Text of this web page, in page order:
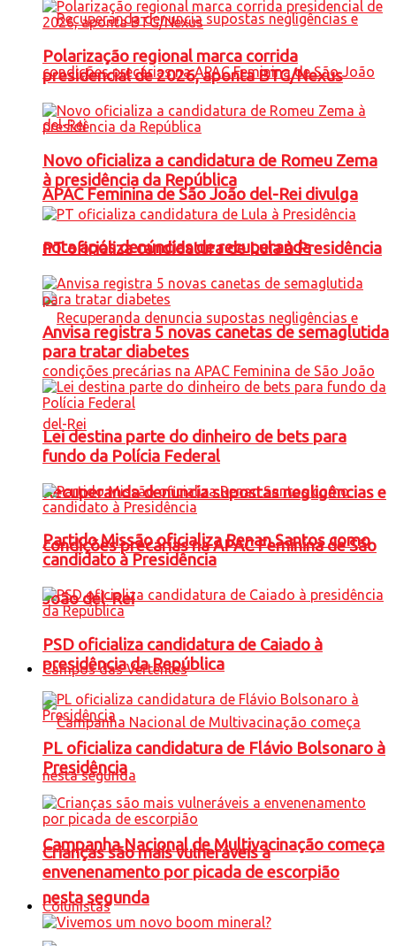
APAC Feminina de São João del-Rei divulga
nota após denúncias de recuperanda
Recuperanda denuncia supostas negligências e
condições precárias na APAC Feminina de São
João del-Rei
Campos das Vertentes
Campanha Nacional de Multivacinação começa
nesta segunda
Polarização regional marca corrida
presidencial de 2026, aponta BTG/Nexus
Novo oficializa a candidatura de Romeu Zema
à presidência da República
PT oficializa candidatura de Lula à Presidência
Anvisa registra 5 novas canetas de semaglutida
para tratar diabetes
Lei destina parte do dinheiro de bets para
fundo da Polícia Federal
Partido Missão oficializa Renan Santos como
candidato à Presidência
PSD oficializa candidatura de Caiado à
presidência da República
PL oficializa candidatura de Flávio Bolsonaro à
Presidência
Crianças são mais vulneráveis a
envenenamento por picada de escorpião
Colunistas